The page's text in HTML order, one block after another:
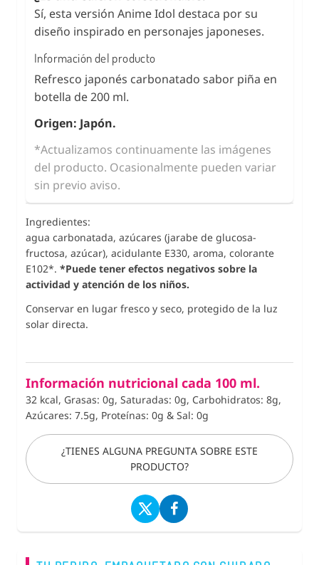
Sí, esta versión Anime Idol destaca por su
diseño inspirado en personajes japoneses.
Información del producto
Refresco japonés carbonatado sabor piña en
botella de 200 ml.
Origen: Japón.
*Actualizamos continuamente las imágenes
del producto. Ocasionalmente pueden variar
sin previo aviso.
Ingredientes:
agua carbonatada, azúcares (jarabe de glucosa-
fructosa, azúcar), acidulante E330, aroma, colorante
E102*. *Puede tener efectos negativos sobre la
actividad y atención de los niños.
Conservar en lugar fresco y seco, protegido de la luz
solar directa.
Información nutricional cada 100 ml.
32 kcal, Grasas: 0g, Saturadas: 0g, Carbohidratos: 8g,
Azúcares: 7.5g, Proteínas: 0g & Sal: 0g
¿TIENES ALGUNA PREGUNTA SOBRE ESTE
PRODUCTO?